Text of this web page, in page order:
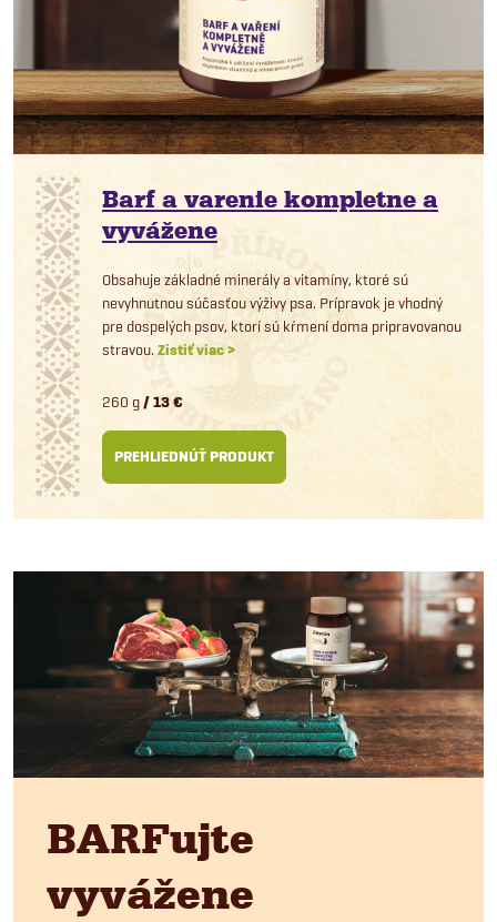
Barf a varenie kompletne a
vyvážene
Obsahuje základné minerály a vitamíny, ktoré sú
nevyhnutnou súčasťou výživy psa. Prípravok je vhodný
pre dospelých psov, ktorí sú kŕmení doma pripravovanou
stravou. Zistiť viac >
260 g/ 13 €
PREHLIEDNÚŤ PRODUKT
BARFujte
vyvážene